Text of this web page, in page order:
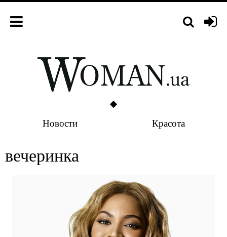
Новости Красота
вечеринка